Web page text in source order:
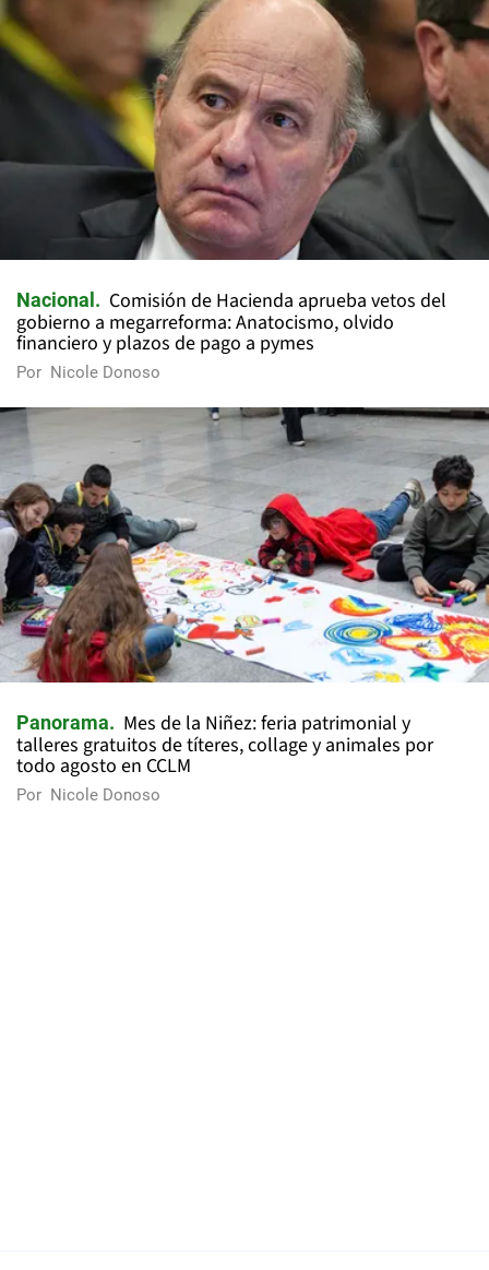
Nacional
Comisión de Hacienda aprueba vetos del
gobierno a megarreforma: Anatocismo, olvido
financiero y plazos de pago a pymes
Por Nicole Donoso
Panorama
Mes de la Niñez: feria patrimonial y
talleres gratuitos de títeres, collage y animales por
todo agosto en CCLM
Por Nicole Donoso